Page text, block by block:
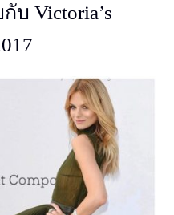
บ Victoria’s